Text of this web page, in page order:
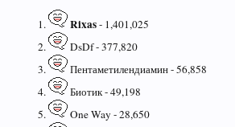
Rixas- 1,401,025
DsDf - 377,820
Пентаметилендиамин - 56,858
Биотик - 49,198
One Way - 28,650